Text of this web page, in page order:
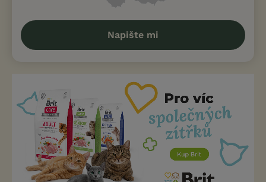
Napište mi